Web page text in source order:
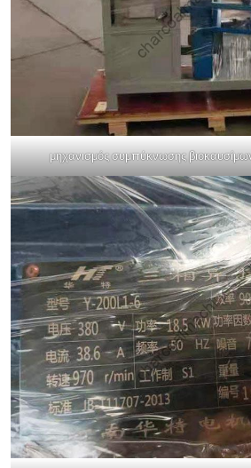
μηχανισμός συμπύκνωσης